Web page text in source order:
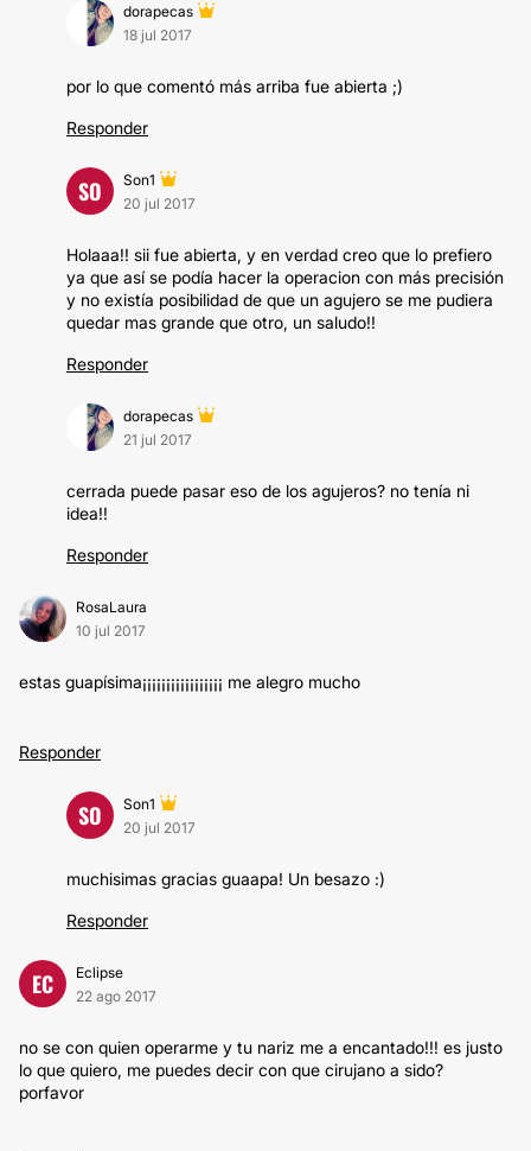
dorapecas
18 jul 2017
por lo que comentó más arriba fue abierta ;)
Responder
SO
Son1
20 jul 2017
Holaaa!! sii fue abierta, y en verdad creo que lo prefiero
ya que así se podía hacer la operacion con más precisión
y no existía posibilidad de que un agujero se me pudiera
quedar mas grande que otro, un saludo!!
Responder
dorapecas
21 jul 2017
cerrada puede pasar eso de los agujeros? no tenía ni
idea!!
Responder
RosaLaura
10 jul 2017
estas guapísima¡¡¡¡¡¡¡¡¡¡¡¡¡¡¡¡¡ me alegro mucho
Responder
SO
Son1
20 jul 2017
muchisimas gracias guaapa! Un besazo :)
Responder
EC
Eclipse
22 ago 2017
no se con quien operarme y tu nariz me a encantado!!! es justo
lo que quiero, me puedes decir con que cirujano a sido?
porfavor